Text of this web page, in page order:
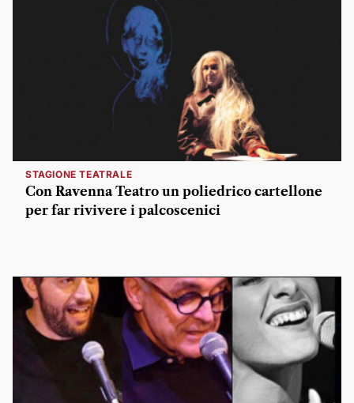
STAGIONE TEATRALE
Con Ravenna Teatro un poliedrico cartellone
per far rivivere i palcoscenici